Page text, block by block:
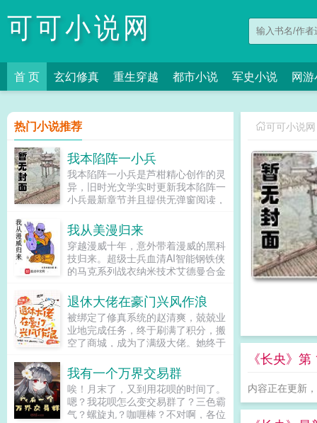
可可小说网
首 页 玄幻修真 重生穿越 都市小说 军史小说 网
可可小说网
《长央》
内容正在更新
热门小说推荐
我本陷阵一小兵
我本陷阵一小兵是芦柑精心创作的灵
异，旧时光文学实时更新我本陷阵一
小兵最新章节并且提供无弹窗阅读，
并不代表旧时光文学赞同或者支持我
本陷阵一小兵读者的观点。...
我从美漫归来
穿越漫威十年，意外带着漫威的黑科
技归来。超级士兵血清AI智能钢铁侠
的马克系列战衣纳米技术艾德曼合金
单独拿出来，都足以改变原来的世
界！顾异先生，有人把您称作是科技
之父，超级英雄之父，您怎么看？我
只是为人类文明的进步，做了一点微
小的工作。...
退休大佬在豪门兴风作浪
被绑定了修真系统的赵清爽，兢兢业
业地完成任务，终于刷满了积分，搬
空了商城，成为了满级大佬。她终于
了。赵清爽找了个山清水秀灵力充沛
的世外桃源，养了条狗开启退休生
活。退休第一天警告警告，主系统
bug，宿主即将被空投进虐恋小说世
界中。赵清爽？？？？被扔到虐文中
我有一个万界交易群
唉！月末了，又到用花呗的时间了。
嗯？我花呗怎么变交易群了？三色霸
气？螺旋丸？咖喱棒？不对啊，各位